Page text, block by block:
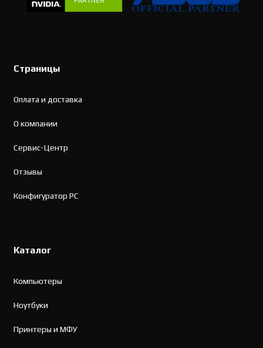
Страницы
Оплата и доставка
О компании
Сервис-Центр
Отзывы
Конфигуратор PC
Каталог
Компьютеры
Ноутбуки
Принтеры и МФУ